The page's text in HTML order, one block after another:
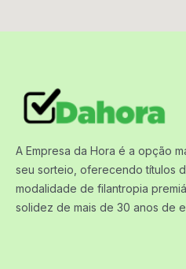
A Empresa da Hora é a opção
seu sorteio, oferecendo títulos
modalidade de filantropia
solidez de mais de 30 anos de